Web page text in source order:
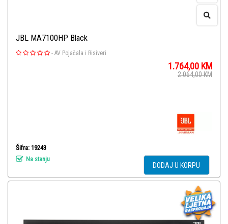
JBL MA7100HP Black
- AV Pojačala i Risiveri
1.764,00 KM
2.064,00KM
Šifra: 19243
Na stanju
DODAJ U KORPU